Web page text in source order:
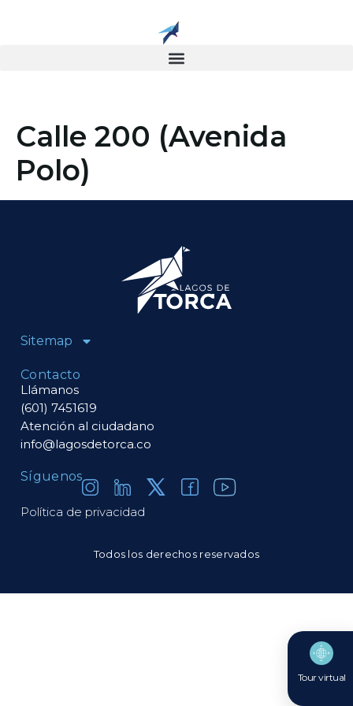
Calle 200 (Avenida
Polo)
Sitemap
Contacto
Llámanos
(601) 7451619
Atención al ciudadano
info@lagosdetorca.co
Síguenos
Política de privacidad
Todos los derechos reservados
Tour virtual